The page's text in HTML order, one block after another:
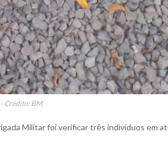
Crédito: BM
Militar foi verificar três indivíduos em